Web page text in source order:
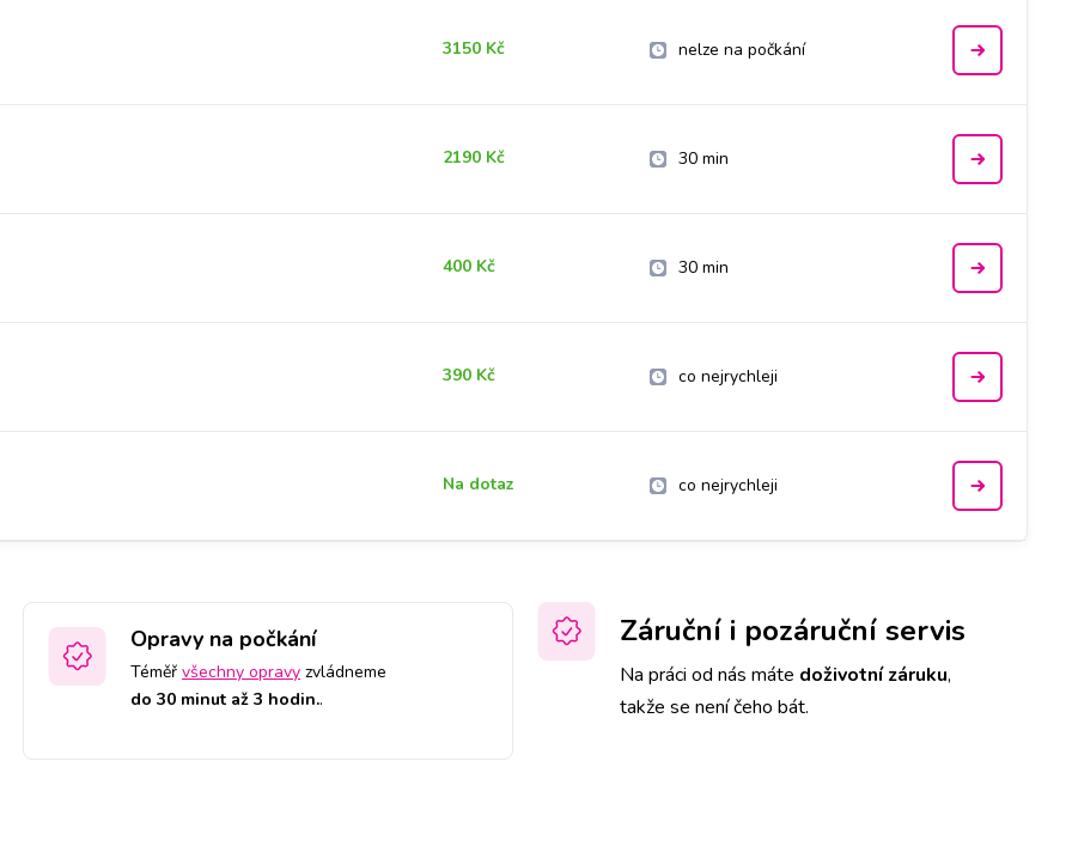
3150 Kč nelze na počkání
2190 Kč 30 min
400 Kč 30 min
390 Kč co nejrychleji
Na dotaz co nejrychleji
Opravy na počkání
Téměř všechny opravy zvládneme
do 30 minut až 3 hodin..
Záruční i pozáruční servis
Na práci od nás máte doživotní záruku,
takže se není čeho bát.